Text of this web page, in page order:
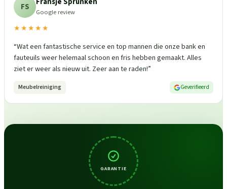
FS Google review
★★★★★
“Wat een fantastische service en top mannen die onze bank en
fauteuils weer helemaal schoon en fris hebben gemaakt. Alles
ziet er weer als nieuw uit. Zeer aan te raden!”
Meubelreiniging Geverifieerd
GARANTIE